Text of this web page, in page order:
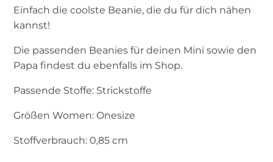
Einfach die coolste Beanie, die du für dich nähen
kannst!
Die passenden Beanies für deinen Mini sowie den
Papa findest du ebenfalls im Shop.
Passende Stoffe: Strickstoffe
Größen Women: Onesize
Stoffverbrauch: 0,85 cm